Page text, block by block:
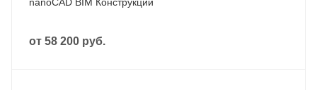
от 58 200 руб.